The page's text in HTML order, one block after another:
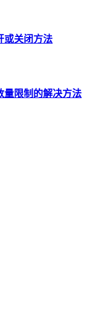
或关闭方法
量限制的解决方法